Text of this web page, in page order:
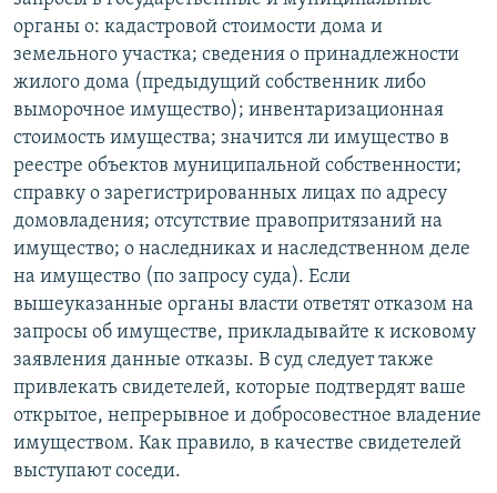
органы о: кадастровой стоимости дома и
земельного участка; сведения о принадлежности
жилого дома (предыдущий собственник либо
выморочное имущество); инвентаризационная
стоимость имущества; значится ли имущество в
реестре объектов муниципальной собственности;
справку о зарегистрированных лицах по адресу
домовладения; отсутствие правопритязаний на
имущество; о наследниках и наследственном деле
на имущество (по запросу суда). Если
вышеуказанные органы власти ответят отказом на
запросы об имуществе, прикладывайте к исковому
заявления данные отказы. В суд следует также
привлекать свидетелей, которые подтвердят ваше
открытое, непрерывное и добросовестное владение
имуществом. Как правило, в качестве свидетелей
выступают соседи.